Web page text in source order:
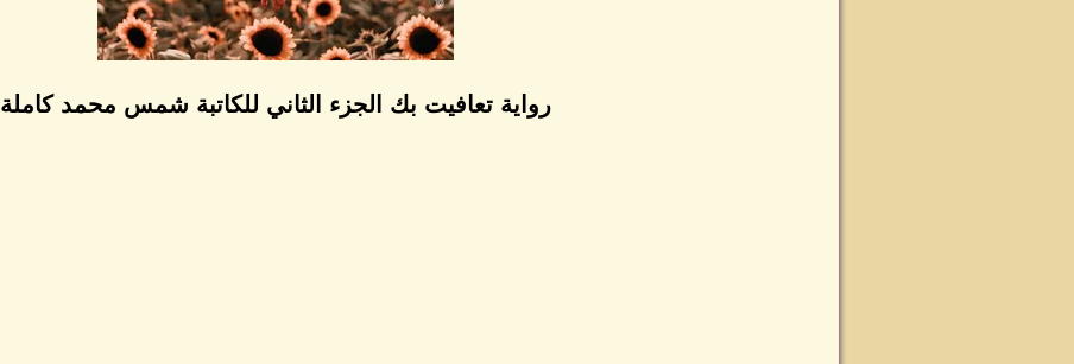
رواية تعافيت بك الجزء الثاني للكاتبة شمس محمد كاملة